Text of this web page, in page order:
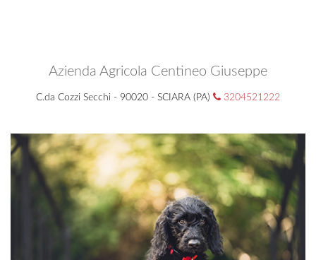
Azienda Agricola Centineo Giuseppe
C.da Cozzi Secchi - 90020 - SCIARA (PA) 3204521222